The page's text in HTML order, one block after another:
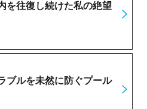
を往復し続けた私の絶望
ブルを未然に防ぐプール